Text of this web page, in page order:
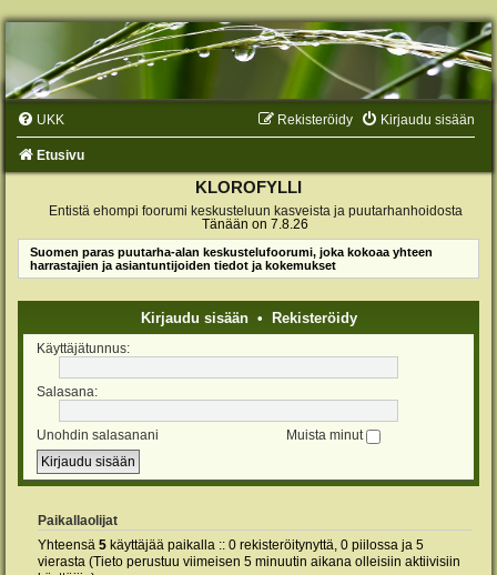
UKK Kirjaudu sisään
Rekisteröidy
Etusivu
KLOROFYLLI
Entistä ehompi foorumi keskusteluun kasveista ja puutarhanhoidosta
Tänään on 7.8.26
Suomen paras puutarha-alan keskustelufoorumi, joka kokoaa yhteen
harrastajien ja asiantuntijoiden tiedot ja kokemukset
Kirjaudu sisään• Rekisteröidy
Käyttäjätunnus:
Salasana:
Unohdin salasanani Muista minut
Paikallaolijat
Yhteensä 5 käyttäjää paikalla :: 0 rekisteröitynyttä, 0 piilossa ja 5
vierasta (Tieto perustuu viimeisen 5 minuutin aikana olleisiin aktiivisiin